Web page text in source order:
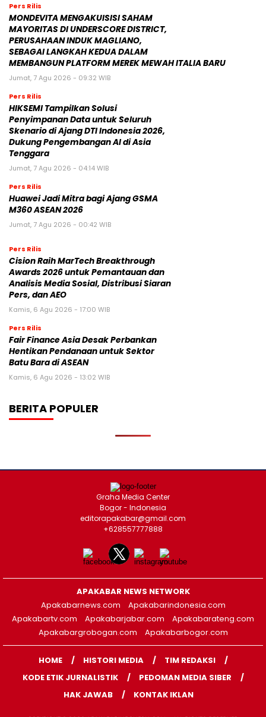
Pers Rilis
MONDEVITA MENGAKUISISI SAHAM
MAYORITAS DI UNDERSCORE DISTRICT,
PERUSAHAAN INDUK MAGLIANO,
SEBAGAI LANGKAH KEDUA DALAM
MEMBANGUN PLATFORM MEREK MEWAH ITALIA BARU
Jumat, 7 Agu 2026 - 09:32 WIB
Pers Rilis
HIKSEMI Tampilkan Solusi
Penyimpanan Data untuk Seluruh
Skenario di Ajang DTI Indonesia 2026,
Dukung Pengembangan AI di Asia
Tenggara
Jumat, 7 Agu 2026 - 04:14 WIB
Pers Rilis
Huawei Jadi Mitra bagi Ajang GSMA
M360 ASEAN 2026
Jumat, 7 Agu 2026 - 00:42 WIB
Pers Rilis
Cision Raih MarTech Breakthrough
Awards 2026 untuk Pemantauan dan
Analisis Media Sosial, Distribusi Siaran
Pers, dan AEO
Kamis, 6 Agu 2026 - 17:00 WIB
Pers Rilis
Fair Finance Asia Desak Perbankan
Hentikan Pendanaan untuk Sektor
Batu Bara di ASEAN
Kamis, 6 Agu 2026 - 13:02 WIB
BERITA POPULER
Graha Media Center
Bogor - Indonesia
editorapakabar@gmail.com
+628557777888
APAKABAR NEWS NETWORK
Apakabarnews.com
Apakabarindonesia.com
Apakabartv.com
Apakabarjabar.com
Apakabarateng.com
Apakabargrobogan.com
Apakabarbogor.com
HOME HISTORI MEDIA
TIM REDAKSI
KODE ETIK JURNALISTIK
PEDOMAN MEDIA SIBER
HAK JAWAB
KONTAK IKLAN